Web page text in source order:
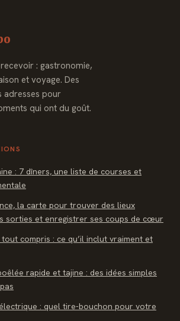
: gastronomie,
et voyage. Des
adresses pour
qui ont du goût.
: 7 dîners, une liste de courses et
la carte pour trouver des lieux
sorties et enregistrer ses coups de cœur
compris : ce qu’il inclut vraiment et
rapide et tajine : des idées simples
: quel tire-bouchon pour votre